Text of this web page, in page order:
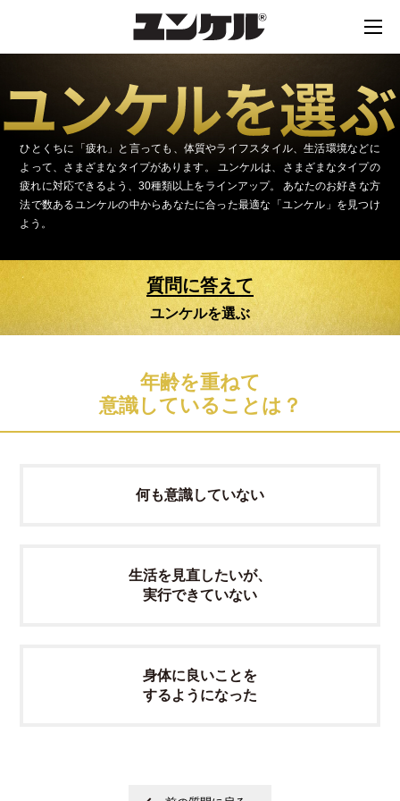
ひとくちに「疲れ」と言っても、体質やライフスタイル、生活環境などに
よって、さまざまなタイプがあります。
ユンケルは、さまざまなタイプの
疲れに対応できるよう、30種類以上をラインアップ。
あなたのお好きな方
法で数あるユンケルの中からあなたに合った最適な「ユンケル」を見つけ
よう。
質問に答えて
ユンケルを選ぶ
年齢を重ねて
意識していることは？
何も意識していない
生活を見直したいが、
実行できていない
身体に良いことを
するようになった